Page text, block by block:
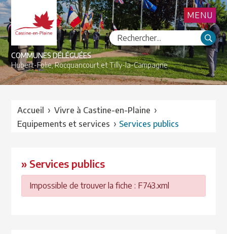
COMMUNES DÉLÉGUÉES
Hubert-Folie,Rocquancourt etTilly-la-Campagne
MENU
Accueil › Vivre à Castine-en-Plaine ›
Equipements et services › Services publics
» Services publics
Impossible de trouver la fiche : F743.xml